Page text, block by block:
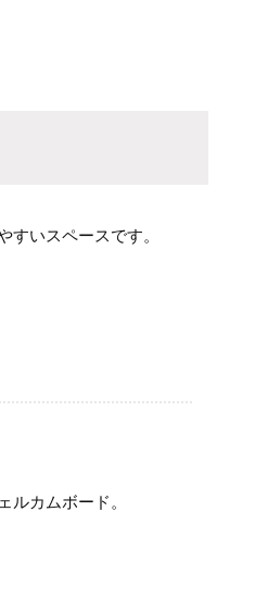
いスペースです。
カムボード。